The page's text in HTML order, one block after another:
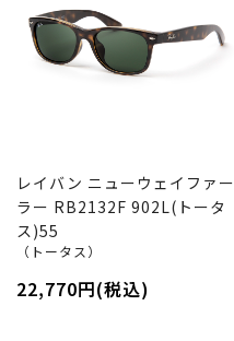
レイバン ニューウェイファー
ラー RB2132F 902L(トータ
ス)55
（トータス）
22,770円(税込)